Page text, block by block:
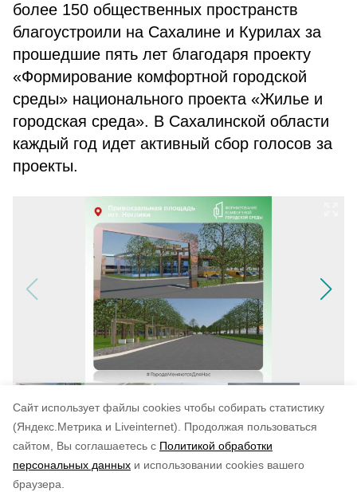
Cайт использует файлы cookies чтобы собирать статистику
(Яндекс.Метрика и Liveinternet).
Продолжая пользоваться
сайтом, Вы соглашаетесь с Политикой обработки
персональных данных и использовании cookies вашего
браузера.
более 150 общественных пространств
благоустроили на Сахалине и Курилах за
прошедшие пять лет благодаря проекту
«Формирование комфортной городской
среды» национального проекта «Жилье и
городская среда». В Сахалинской области
каждый год идет активный сбор голосов за
проекты.
по оценке